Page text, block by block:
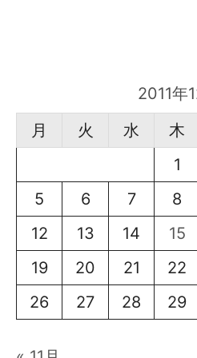
2011年
月
火 水 木
1
5
6 7 8
12
13 14 15
19
20 21 22
26
27 28 29